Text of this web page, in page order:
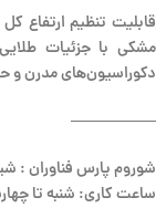
قابلیت تنظیم ارتفاع
مشکی با جزئیات
دکوراسیون‌های مدرن
—————–
شوروم پارس فناوران : شیراز، فرهنگ
ساعت کاری: شنبه تا چهارشنبه از ساعت 9